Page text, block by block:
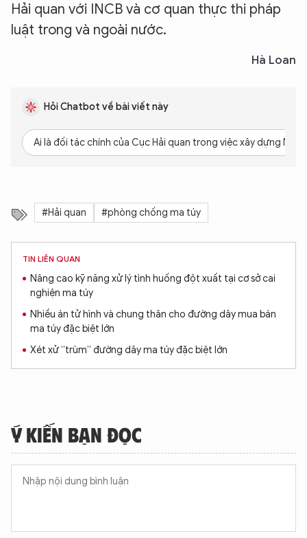
Hải quan với INCB và cơ quan thực thi pháp
luật trong và ngoài nước.
Hà Loan
Hỏi Chatbot về bài viết này
Ai là đối tác chính của Cục Hải quan trong việc xây dựng
#Hải quan #phòng chống ma túy
TIN LIÊN QUAN
Nâng cao kỹ năng xử lý tình huống đột xuất tại cơ sở cai
nghiện ma túy
Nhiều án tử hình và chung thân cho đường dây mua bán
ma túy đặc biệt lớn
Xét xử “trùm” đường dây ma túy đặc biệt lớn
Ý KIẾN BẠN ĐỌC
XIN CHÀO,